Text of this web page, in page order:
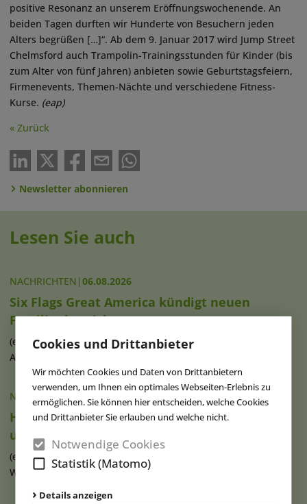
Cookies und Drittanbieter
Wir möchten Cookies und Daten von Drittanbietern
verwenden, um Ihnen ein optimales Webseiten-Erlebnis zu
ermöglichen. Sie können hier entscheiden, welche Cookies
und Drittanbieter Sie erlauben und welche nicht.
Notwendige Cookies
Statistik (Matomo)
Details anzeigen
positive Resonanz an unserem Eröffnungswochenende. An
beiden Tagen durften wir Hunderte von Besuchern jeden
Alters begrüßen […]“. Ab dem 9. Januar 2017 wird Jump Street
Chelmsford auch Trampolin-Trainingsstunden für Kinder (bis
zum Alter von fünf Jahren) anbieten sowie Geburtstagsfeiern,
Firmenevents, Themen-Nächte und verschiedene Fitness-
Kurse. (eap)
« Zurück
Newsletter abonnieren
Lesen Sie auch
NACHRICHTEN |06.08.2026
Six Flags Great America kündigt neuen
Familienbereich an
(eap) Der US-amerikanische Freizeitpark Six Flags Great
America in Illinois plant für (...)
NACHRICHTEN 06.08.2026
Herbert-Hoover-Museum öffnet nach
umfassender Neugestaltung
(eap) Die Herbert Hoover Presidential Library and Museum in
West Branch im (...) weiterlesen